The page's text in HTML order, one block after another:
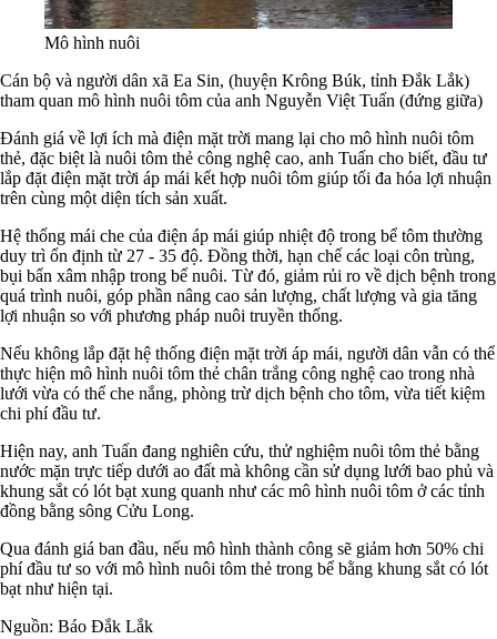
Mô hình nuôi
Cán bộ và người dân xã Ea Sin, (huyện Krông Búk, tỉnh Đắk Lắk)
tham quan mô hình nuôi tôm của anh Nguyễn Việt Tuấn (đứng giữa)
Đánh giá về lợi ích mà điện mặt trời mang lại cho mô hình nuôi tôm
thẻ, đặc biệt là nuôi tôm thẻ công nghệ cao, anh Tuấn cho biết, đầu tư
lắp đặt điện mặt trời áp mái kết hợp nuôi tôm giúp tối đa hóa lợi nhuận
trên cùng một diện tích sản xuất.
Hệ thống mái che của điện áp mái giúp nhiệt độ trong bể tôm thường
duy trì ổn định từ 27 - 35 độ. Đồng thời, hạn chế các loại côn trùng,
bụi bẩn xâm nhập trong bể nuôi. Từ đó, giảm rủi ro về dịch bệnh trong
quá trình nuôi, góp phần nâng cao sản lượng, chất lượng và gia tăng
lợi nhuận so với phương pháp nuôi truyền thống.
Nếu không lắp đặt hệ thống điện mặt trời áp mái, người dân vẫn có thể
thực hiện mô hình nuôi tôm thẻ chân trắng công nghệ cao trong nhà
lưới vừa có thể che nắng, phòng trừ dịch bệnh cho tôm, vừa tiết kiệm
chi phí đầu tư.
Hiện nay, anh Tuấn đang nghiên cứu, thử nghiệm nuôi tôm thẻ bằng
nước mặn trực tiếp dưới ao đất mà không cần sử dụng lưới bao phủ và
khung sắt có lót bạt xung quanh như các mô hình nuôi tôm ở các tỉnh
đồng bằng sông Cửu Long.
Qua đánh giá ban đầu, nếu mô hình thành công sẽ giảm hơn 50% chi
phí đầu tư so với mô hình nuôi tôm thẻ trong bể bằng khung sắt có lót
bạt như hiện tại.
Nguồn: Báo Đắk Lắk